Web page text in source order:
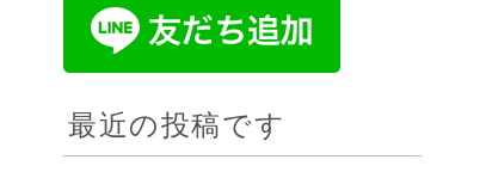
最近の投稿です